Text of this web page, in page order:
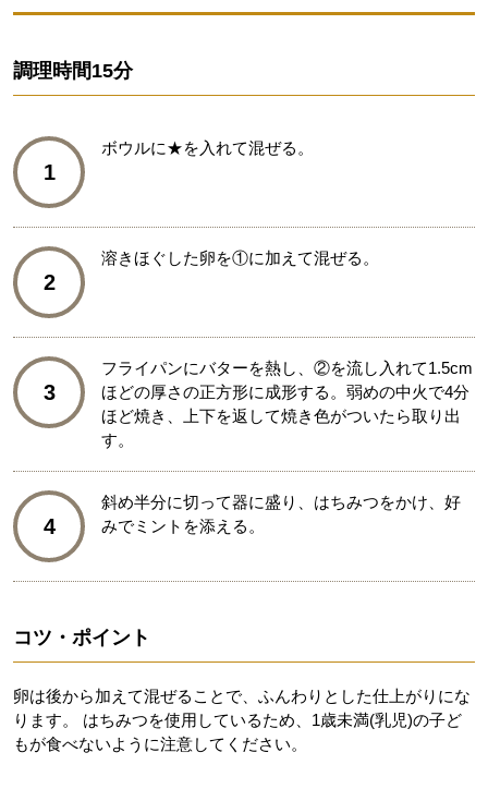
調理時間15分
1
ボウルに★を入れて混ぜる。
2
溶きほぐした卵を①に加えて混ぜる。
3
フライパンにバターを熱し、②を流し入れて1.5cm
ほどの厚さの正方形に成形する。弱めの中火で4分
ほど焼き、上下を返して焼き色がついたら取り出
す。
4
斜め半分に切って器に盛り、はちみつをかけ、好
みでミントを添える。
コツ・ポイント
卵は後から加えて混ぜることで、ふんわりとした仕上がりにな
ります。 はちみつを使用しているため、1歳未満(乳児)の子ど
もが食べないように注意してください。